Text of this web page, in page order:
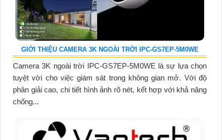
GIỚI THIỆU CAMERA 3K NGOÀI TRỜI IPC-GS7EP-5M0WE
Camera 3K ngoài trời IPC-GS7EP-5M0WE là sự lựa chọn
tuyệt vời cho việc giám sát trong không gian mở. Với độ
phân giải cao, chi tiết hình ảnh rõ nét, kết hợp với khả năng
chống...